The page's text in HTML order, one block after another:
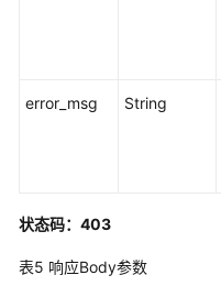
证
error_msg String
状态码：403
表5 响应Body参数